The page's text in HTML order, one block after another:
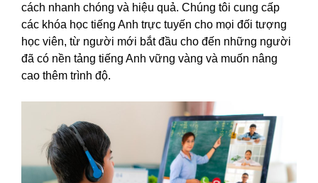
cách nhanh chóng và hiệu quả. Chúng tôi cung cấp
các khóa học tiếng Anh trực tuyến cho mọi đối tượng
học viên, từ người mới bắt đầu cho đến những người
đã có nền tảng tiếng Anh vững vàng và muốn nâng
cao thêm trình độ.